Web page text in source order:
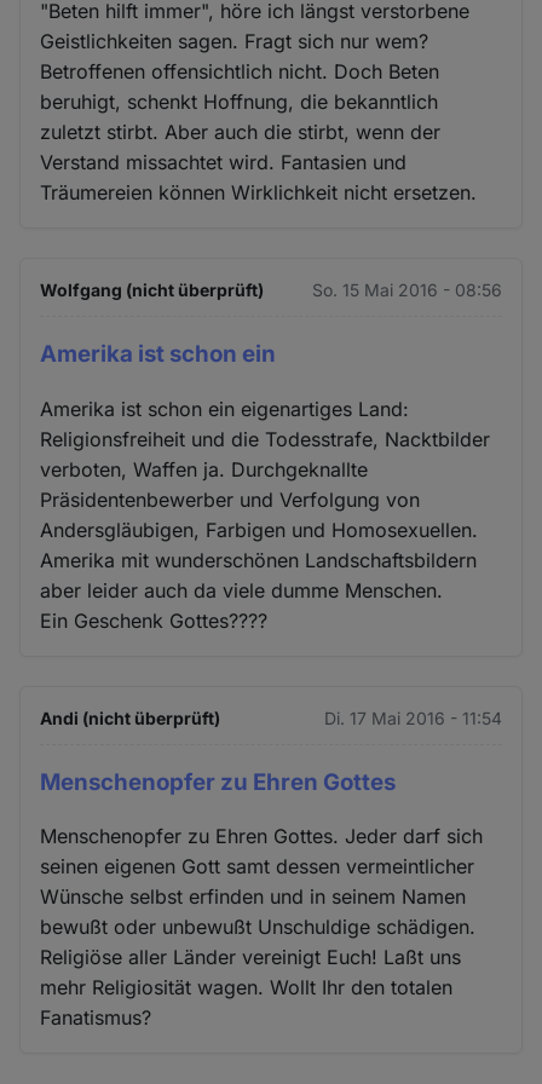
"Beten hilft immer", höre ich längst verstorbene
Geistlichkeiten sagen. Fragt sich nur wem?
Betroffenen offensichtlich nicht. Doch Beten
beruhigt, schenkt Hoffnung, die bekanntlich
zuletzt stirbt. Aber auch die stirbt, wenn der
Verstand missachtet wird. Fantasien und
Träumereien können Wirklichkeit nicht ersetzen.
Wolfgang (nicht überprüft) So. 15 Mai 2016 - 08:56
Amerika ist schon ein
Amerika ist schon ein eigenartiges Land:
Religionsfreiheit und die Todesstrafe, Nacktbilder
verboten, Waffen ja. Durchgeknallte
Präsidentenbewerber und Verfolgung von
Andersgläubigen, Farbigen und Homosexuellen.
Amerika mit wunderschönen Landschaftsbildern
aber leider auch da viele dumme Menschen.
Ein Geschenk Gottes????
Andi (nicht überprüft) Di. 17 Mai 2016 - 11:54
Menschenopfer zu Ehren Gottes
Menschenopfer zu Ehren Gottes. Jeder darf sich
seinen eigenen Gott samt dessen vermeintlicher
Wünsche selbst erfinden und in seinem Namen
bewußt oder unbewußt Unschuldige schädigen.
Religiöse aller Länder vereinigt Euch! Laßt uns
mehr Religiosität wagen. Wollt Ihr den totalen
Fanatismus?